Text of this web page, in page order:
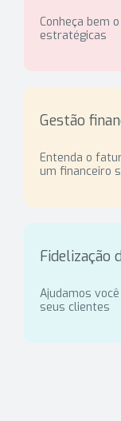
Conheça bem
estratégicas
Gestão
Entenda o
um financeiro
Fidelização
Ajudamos
seus clientes